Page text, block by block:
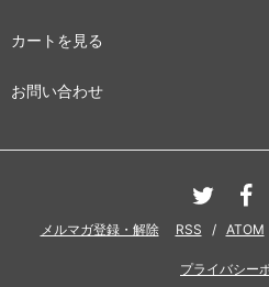
カートを見る
お問い合わせ
メルマガ登録・解除 RSS / ATOM
プライバシー